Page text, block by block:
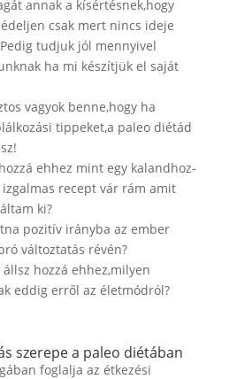
annak a kísértésnek,hogy
csak mert nincs ideje
tudjuk jól mennyivel
ha mi készítjük el saját
vagyok benne,hogy ha
tippeket,a paleo diétád
ehhez mint egy kalandhoz-
recept vár rám amit
ki?
pozitív irányba az ember
változtatás révén?
hozzá ehhez,milyen
eddig erről az életmódról?
szerepe a paleo diétában
foglalja az étkezési